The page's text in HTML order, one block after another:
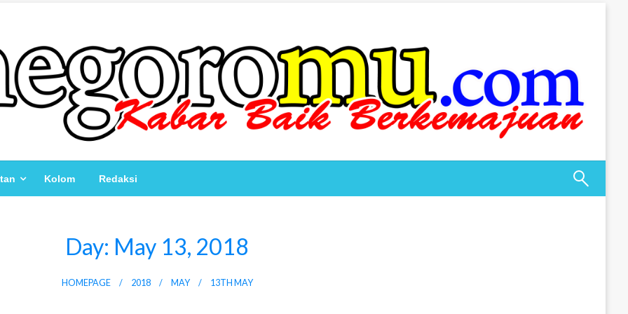
Kolom Redaksi
Day: May 13, 2018
HOMEPAGE 2018 MAY 13TH MAY